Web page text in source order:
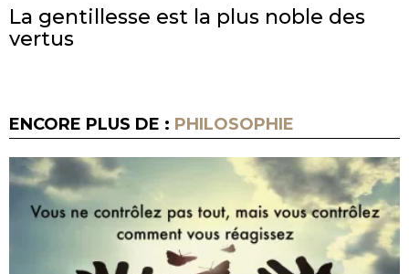
La gentillesse est la plus noble des
vertus
ENCORE PLUS DE : PHILOSOPHIE